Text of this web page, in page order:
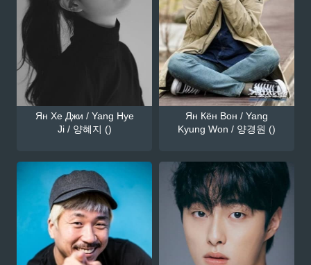
Ян Хе Джи / Yang Hye
Ji / 양혜지 ()
Ян Кён Вон / Yang
Kyung Won / 양경원 ()